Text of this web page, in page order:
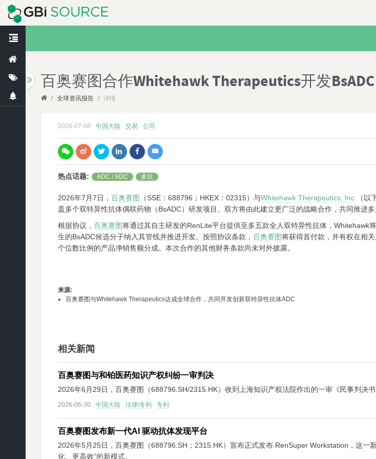
百奥赛图合作Whitehawk Therapeutics开发BsADC
/ 全球资讯报告 / 详情
2026-07-08 中国大陆 交易 公司
热点话题: ADC / XDC 多抗
2026年7月7日， 百奥赛图 （SSE：688796；HKEX：02315）与Whitehawk Therapeutics, Inc.
（
盖多个双特异性抗体偶联药物（BsADC）研发项目。双方将由此建立更广泛的战略合作，共同推进
根据协议， 百奥赛图将通过其自主研发的RenLite平台提供至多五款全人双特异性抗体，
生的BsADC候选分子纳入其管线并推进开发。按照协议条款， 百奥赛图将获得首付款，并有权在相
个位数比例的产品净销售额分成。本次合作的其他财务条款尚未对外披露。
来源:
百奥赛图与Whitehawk Therapeutics达成全球合作，共同开发创新双特异性抗体ADC
相关新闻
百奥赛图与和铂医药知识产权纠纷一审判决
2026年6月29日，百奥赛图（688796.SH/2315.HK）收到上海知识产权法院作出的一审《民事判决书
2026-06-30 中国大陆 法律/专利 专利
百奥赛图发布新一代AI 驱动抗体发现平台
2026年5月25日，百奥赛图（688796.SH；2315.HK）宣布正式发布 RenSuper Workstation，这一
化、更高效”的新模式。